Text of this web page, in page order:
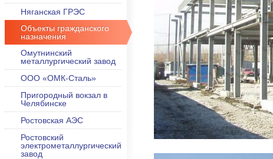
Няганская ГРЭС
Объекты гражданского
назначения
Омутнинский
металлургический завод
ООО «ОМК-Сталь»
Пригородный вокзал в
Челябинске
Ростовская АЭС
Ростовский
электрометаллургический
завод